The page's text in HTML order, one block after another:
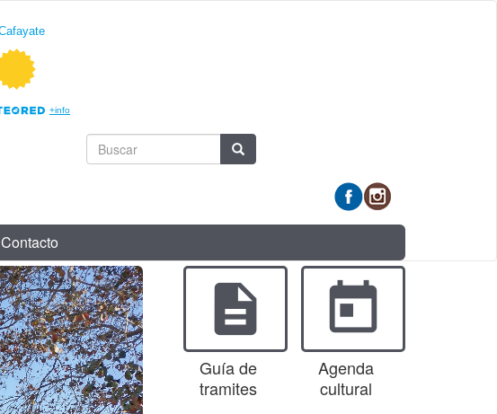
Formulario
búsqueda
Contacto
description
Guía de
tramites
today
Agenda
cultural